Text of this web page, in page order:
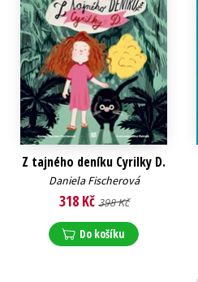
Z tajného deníku Cyrilky D.
Daniela Fischerová
318 Kč 398 Kč
Do košíku